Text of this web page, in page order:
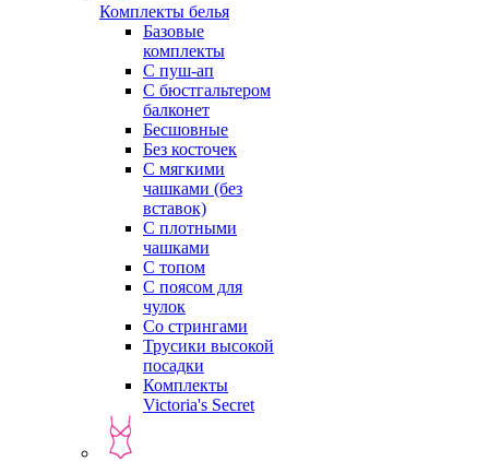
Комплекты белья
Базовые
комплекты
С пуш-ап
С бюстгальтером
балконет
Бесшовные
Без косточек
С мягкими
чашками (без
вставок)
С плотными
чашками
С топом
С поясом для
чулок
Со стрингами
Трусики высокой
посадки
Комплекты
Victoria's Secret